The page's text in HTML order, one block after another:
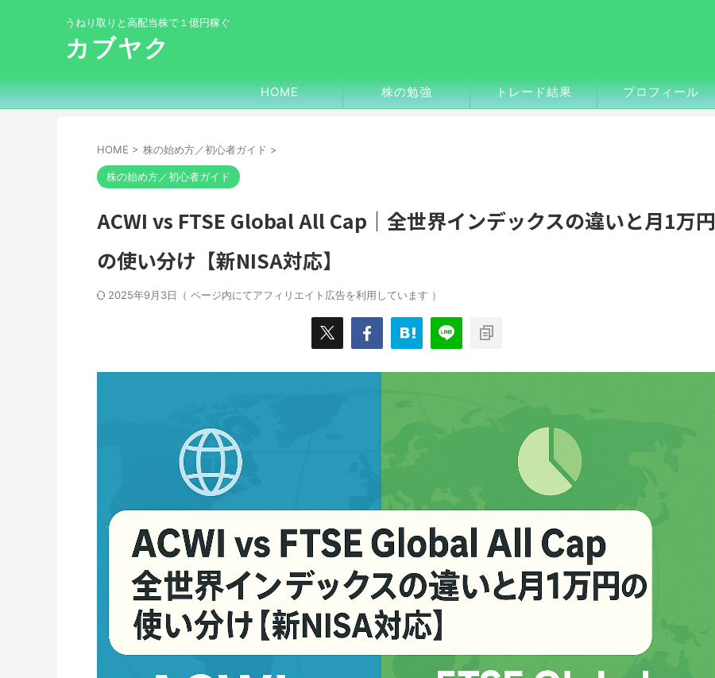
うねり取りと高配当株で１億円稼ぐ
カブヤク
HOME 株の勉強 トレード結果 プロフィール
HOME > 株の始め方／初心者ガイド >
株の始め方／初心者ガイド
ACWI vs FTSE Global All Cap｜全世界インデックスの違いと月1万円
の使い分け【新NISA対応】
2025年9月3日